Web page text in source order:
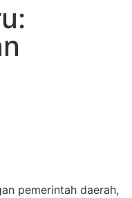
pemerintah daerah,